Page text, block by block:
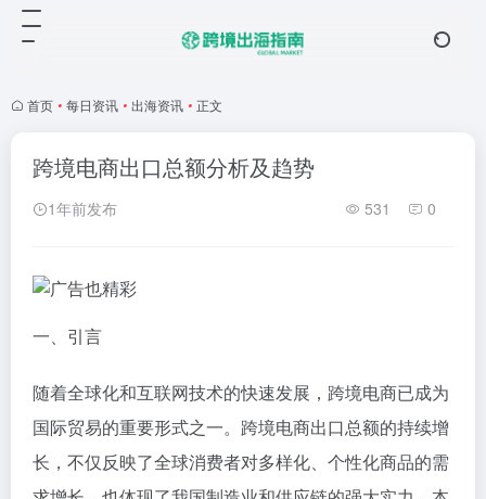
首页 • 每日资讯 • 出海资讯 • 正文
跨境电商出口总额分析及趋势
1年前发布 531 0
一、引言
随着全球化和互联网技术的快速发展，跨境电商已成为
国际贸易的重要形式之一。跨境电商出口总额的持续增
长，不仅反映了全球消费者对多样化、个性化商品的需